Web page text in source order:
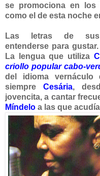
se promociona en los
como el de esta noche
Las letras de sus
entenderse para
La lengua que utiliza
criollo popular cabo-
del idioma
siempre Cesária,
jovencita, a cantar
Míndelo a las que